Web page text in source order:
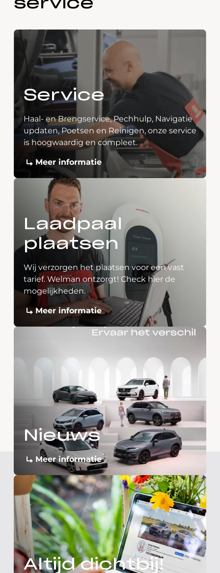
service
Service
Haal- en Brengservice, Pechhulp, Navigatie
updaten, Poetsen en Reinigen, onze service
is hoogwaardig en compleet.
Meer informatie
Laadpaal
plaatsen
Wij verzorgen het plaatsen voor een vast
tarief. Welman ontzorgt! Check hier de
mogelijkheden.
Meer informatie
Nieuws
Meer informatie
Altijd dichtbij!